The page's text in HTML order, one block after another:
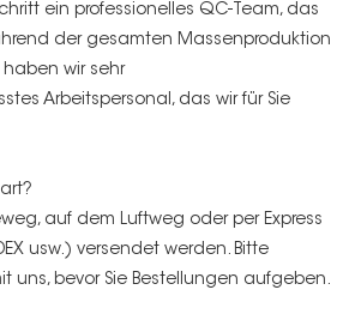
ein professionelles QC-Team, das
der gesamten Massenproduktion
haben wir sehr
Arbeitspersonal, das wir für Sie
auf dem Luftweg oder per Express
usw.) versendet werden. Bitte
uns, bevor Sie Bestellungen aufgeben.